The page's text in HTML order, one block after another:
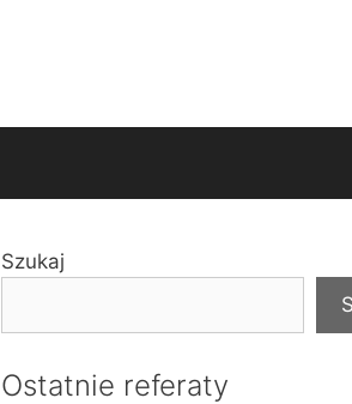
Szukaj
Ostatnie referaty